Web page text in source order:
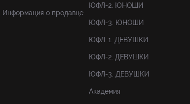
Информация о продавце
ЮФЛ-2. ЮНОШИ
ЮФЛ-3. ЮНОШИ
ЮФЛ-1. ДЕВУШКИ
ЮФЛ-2. ДЕВУШКИ
ЮФЛ-3. ДЕВУШКИ
Академия